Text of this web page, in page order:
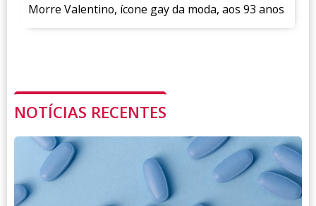
Morre Valentino, ícone gay da moda, aos 93 anos
NOTÍCIAS RECENTES